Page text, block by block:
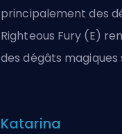
principalement des
Righteous Fury (E)
des dégâts
Katarina